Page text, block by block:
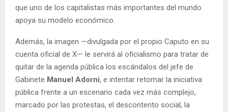
que uno de los capitalistas más importantes del mundo
apoya su modelo económico.
Además, la imagen —divulgada por el propio Caputo en su
cuenta oficial de X— le servirá al oficialismo para tratar de
quitar de la agenda pública los escándalos del jefe de
Gabinete Manuel Adorni, e intentar retomar la iniciativa
pública frente a un escenario cada vez más complejo,
marcado por las protestas, el descontento social, la